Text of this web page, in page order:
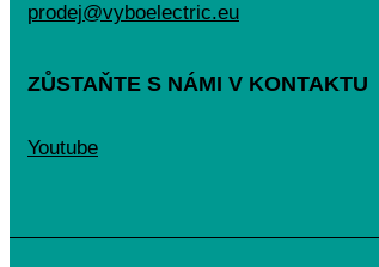
prodej@vyboelectric.eu
ZŮSTAŇTE S NÁMI V KONTAKTU
Youtube